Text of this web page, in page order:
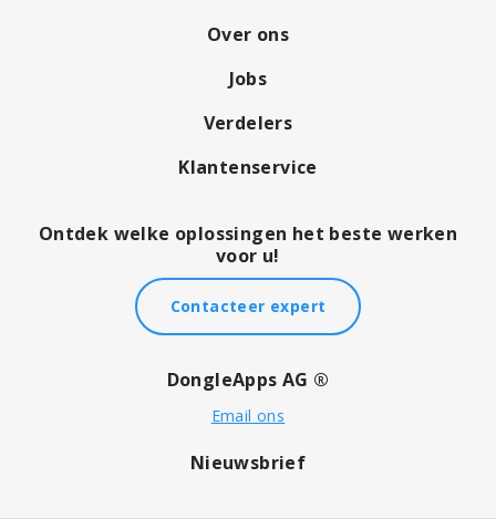
Over ons
Jobs
Verdelers
Klantenservice
Ontdek welke oplossingen het beste werken
voor u!
Contacteer expert
DongleApps AG ®
Email ons
Nieuwsbrief